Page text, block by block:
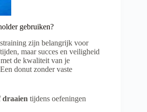
gebruiken?
zijn belangrijk voor
maar succes en veiligheid
de kwaliteit van je
donut zonder vaste
draaien tijdens oefeningen